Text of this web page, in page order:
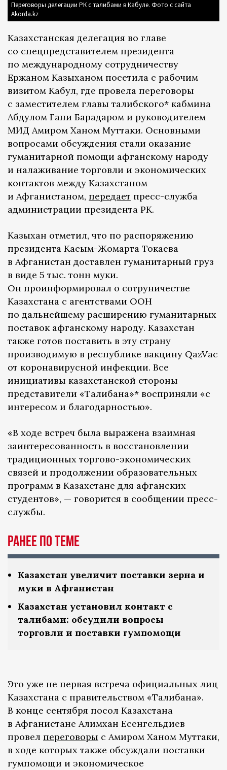
Переговоры делегации РК с талибами в Кабуле. Фото с сайта
Akorda.kz
Казахстанская делегация во главе
со спецпредставителем президента
по международному сотрудничеству
Ержаном Казыханом посетила с рабочим
визитом Кабул, где провела переговоры
с заместителем главы талибского* кабмина
Абдулом Гани Барадаром и руководителем
МИД Амиром Ханом Муттаки. Основными
вопросами обсуждения стали оказание
гуманитарной помощи афганскому народу
и налаживание торговли и экономических
контактов между Казахстаном
и Афганистаном, передает пресс-служба
администрации президента РК.
Казыхан отметил, что по распоряжению
президента Касым-Жомарта Токаева
в Афганистан доставлен гуманитарный груз
в виде 5 тыс. тонн муки.
Он проинформировал о сотруничестве
Казахстана с агентствами ООН
по дальнейшему расширению гуманитарных
поставок афганскому народу. Казахстан
также готов поставить в эту страну
производимую в республике вакцину QazVac
от коронавирусной инфекции. Все
инициативы казахстанской стороны
представители «Талибана»* восприняли «с
интересом и благодарностью».
«В ходе встреч была выражена взаимная
заинтересованность в восстановлении
традиционных торгово-экономических
связей и продолжении образовательных
программ в Казахстане для афганских
студентов», — говорится в сообщении пресс-
службы.
Ранее по теме
Казахстан увеличит поставки зерна и
муки в Афганистан
Казахстан установил контакт с
талибами: обсудили вопросы
торговли и поставки гумпомощи
Это уже не первая встреча официальных лиц
Казахстана с правительством «Талибана».
В конце сентября посол Казахстана
в Афганистане Алимхан Есенгельдиев
провел переговоры с Амиром Ханом Муттаки,
в ходе которых также обсуждали поставки
гумпомощи и экономическое